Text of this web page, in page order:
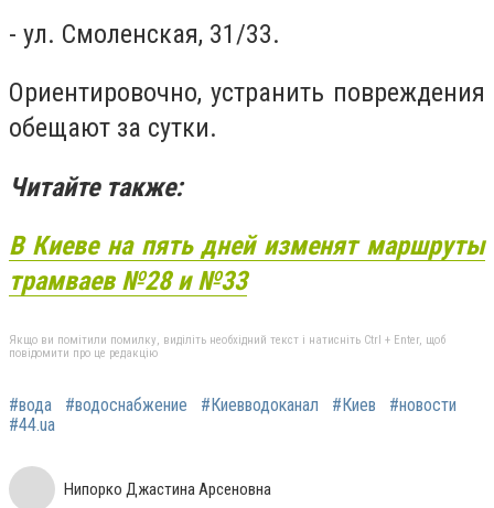
- ул. Смоленская, 31/33.
Ориентировочно, устранить повреждения
обещают за сутки.
Читайте также:
В Киеве на пять дней изменят маршруты
трамваев №28 и №33
Якщо ви помітили помилку, виділіть необхідний текст і натисніть Ctrl + Enter, щоб
повідомити про це редакцію
#вода #водоснабжение #Киевводоканал #Киев
#новости
#44.ua
Нипорко Джастина Арсеновна